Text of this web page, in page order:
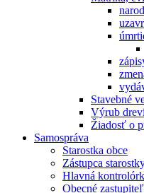
Stavebné
Výrub
Žiadosť o
Samospráva
Starostka obce
Zástupca
Hlavná
Obecné